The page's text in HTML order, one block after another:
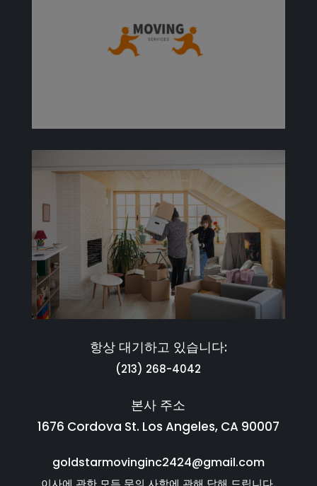
항상 대기하고 있습니다:
(213) 268-4042
본사 주소
1676 Cordova St. Los Angeles, CA 90007
goldstarmovinginc2424@gmail.com